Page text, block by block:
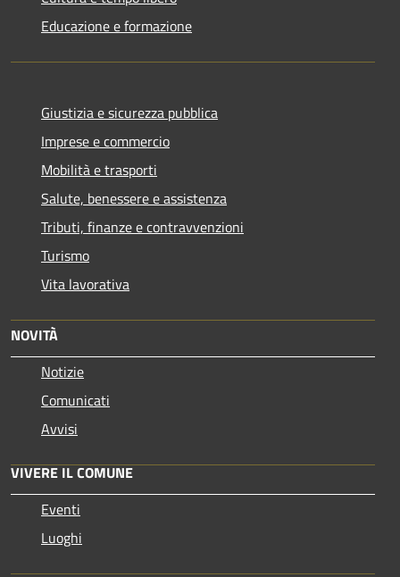
Educazione e formazione
Giustizia e sicurezza pubblica
Imprese e commercio
Mobilità e trasporti
Salute, benessere e assistenza
Tributi, finanze e contravvenzioni
Turismo
Vita lavorativa
NOVITÀ
Notizie
Comunicati
Avvisi
VIVERE IL COMUNE
Eventi
Luoghi